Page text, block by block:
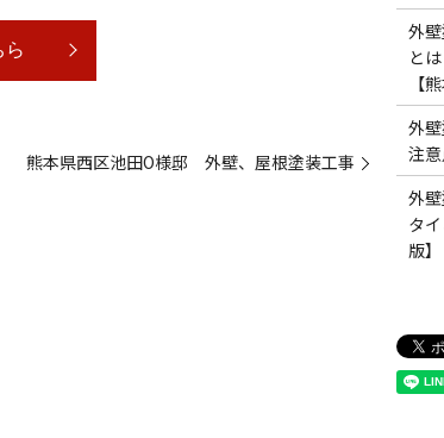
ら
熊本県西区池田O様邸 外壁、屋根塗装工事
外
と
【
外
注
外
タ
版】